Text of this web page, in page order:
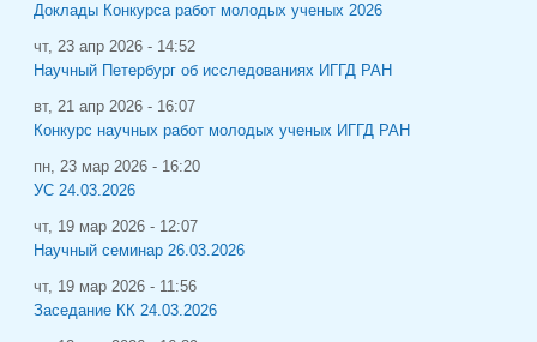
Доклады Конкурса работ молодых ученых 2026
чт, 23 апр 2026 - 14:52
Научный Петербург об исследованиях ИГГД РАН
вт, 21 апр 2026 - 16:07
Конкурс научных работ молодых ученых ИГГД РАН
пн, 23 мар 2026 - 16:20
УС 24.03.2026
чт, 19 мар 2026 - 12:07
Научный семинар 26.03.2026
чт, 19 мар 2026 - 11:56
Заседание КК 24.03.2026